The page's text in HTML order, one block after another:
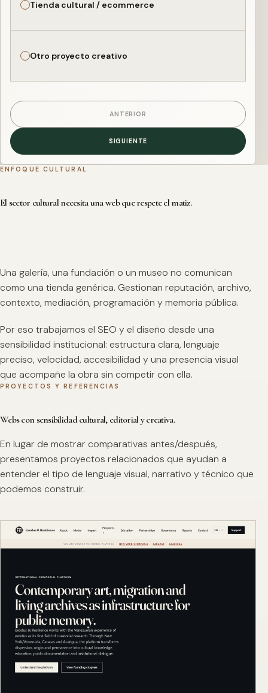
Tienda cultural / ecommerce
Otro proyecto creativo
ANTERIOR
SIGUIENTE
ENFOQUE CULTURAL
El sector cultural necesita una web que respete el matiz.
Una galería, una fundación o un museo no comunican
como una tienda genérica. Gestionan reputación, archivo,
contexto, mediación, programación y memoria pública.
Por eso trabajamos el SEO y el diseño desde una
sensibilidad institucional: estructura clara, lenguaje
preciso, velocidad, accesibilidad y una presencia visual
que acompañe la obra sin competir con ella.
PROYECTOS Y REFERENCIAS
Webs con sensibilidad cultural, editorial y creativa.
En lugar de mostrar comparativas antes/después,
presentamos proyectos relacionados que ayudan a
entender el tipo de lenguaje visual, narrativo y técnico que
podemos construir.